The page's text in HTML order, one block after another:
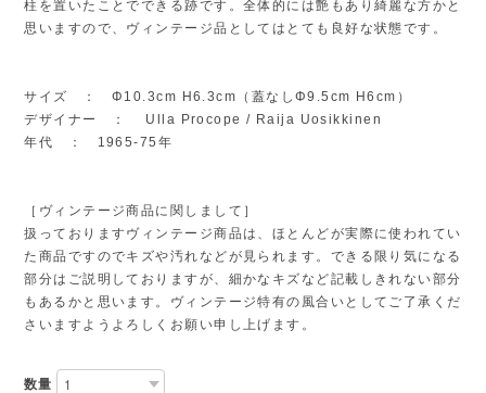
柱を置いたことでできる跡です。全体的には艶もあり綺麗な方かと
思いますので、ヴィンテージ品としてはとても良好な状態です。
サイズ ： Φ10.3cm H6.3cm（蓋なしΦ9.5cm H6cm）
デザイナー ： Ulla Procope / Raija Uosikkinen
年代 ： 1965-75年
［ヴィンテージ商品に関しまして］
扱っておりますヴィンテージ商品は、ほとんどが実際に使われてい
た商品ですのでキズや汚れなどが見られます。できる限り気になる
部分はご説明しておりますが、細かなキズなど記載しきれない部分
もあるかと思います。ヴィンテージ特有の風合いとしてご了承くだ
さいますようよろしくお願い申し上げます。
数量